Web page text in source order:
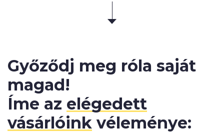
Győződj meg róla saját
magad!
Íme az elégedett
vásárlóink véleménye: